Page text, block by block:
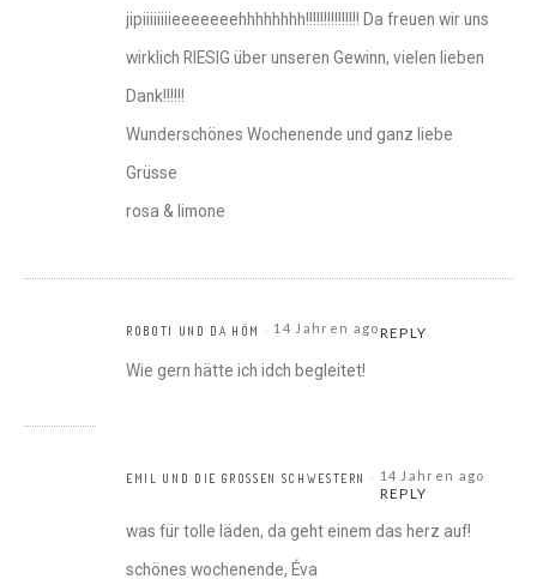
jipiiiiiiiieeeeeeehhhhhhhh!!!!!!!!!!!!!!! Da freuen wir uns
wirklich RIESIG über unseren Gewinn, vielen lieben
Dank!!!!!!
Wunderschönes Wochenende und ganz liebe
Grüsse
rosa & limone
ROBOTI UND DA HÖM 14 Jahren agoREPLY
Wie gern hätte ich idch begleitet!
EMIL UND DIE GROSSEN SCHWESTERN 14 Jahren ago
REPLY
was für tolle läden, da geht einem das herz auf!
schönes wochenende, Éva